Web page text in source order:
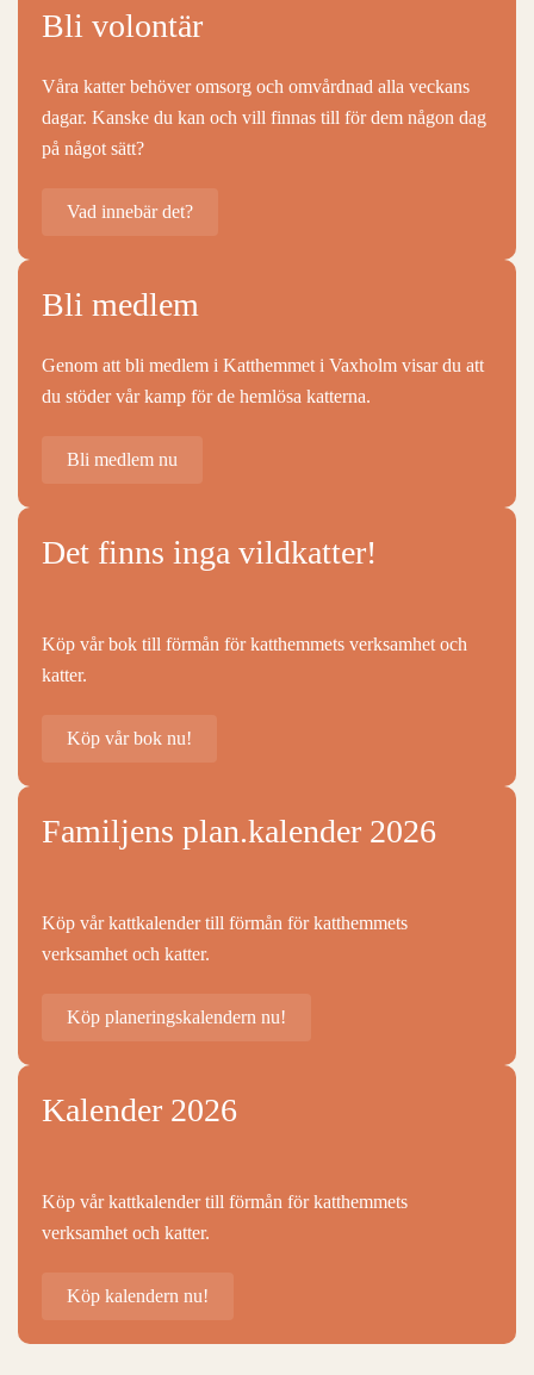
Bli volontär
Våra katter behöver omsorg och omvårdnad alla veckans
dagar. Kanske du kan och vill finnas till för dem någon dag
på något sätt?
Vad innebär det?
Bli medlem
Genom att bli medlem i Katthemmet i Vaxholm visar du att
du stöder vår kamp för de hemlösa katterna.
Bli medlem nu
Det finns inga vildkatter!
Köp vår bok till förmån för katthemmets verksamhet och
katter.
Köp vår bok nu!
Familjens plan.kalender 2026
Köp vår kattkalender till förmån för katthemmets
verksamhet och katter.
Köp planeringskalendern nu!
Kalender 2026
Köp vår kattkalender till förmån för katthemmets
verksamhet och katter.
Köp kalendern nu!